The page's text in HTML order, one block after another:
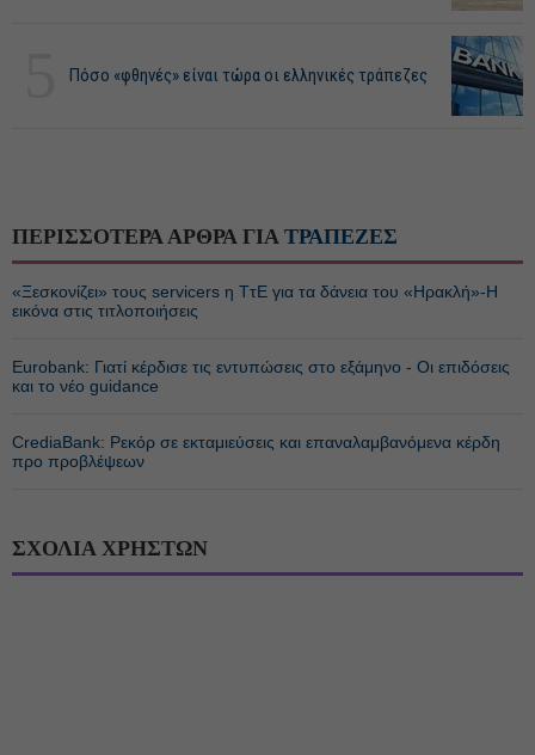
Πόσο «φθηνές» είναι τώρα οι ελληνικές τράπεζες
ΠΕΡΙΣΣΟΤΕΡΑ ΑΡΘΡΑ ΓΙΑ ΤΡΑΠΕΖΕΣ
«Ξεσκονίζει» τους servicers η ΤτΕ για τα δάνεια του «Ηρακλή»-Η
εικόνα στις τιτλοποιήσεις
Eurobank: Γιατί κέρδισε τις εντυπώσεις στο εξάμηνο - Οι επιδόσεις
και το νέο guidance
CrediaBank: Ρεκόρ σε εκταμιεύσεις και επαναλαμβανόμενα κέρδη
προ προβλέψεων
ΣΧΟΛΙΑ ΧΡΗΣΤΩΝ